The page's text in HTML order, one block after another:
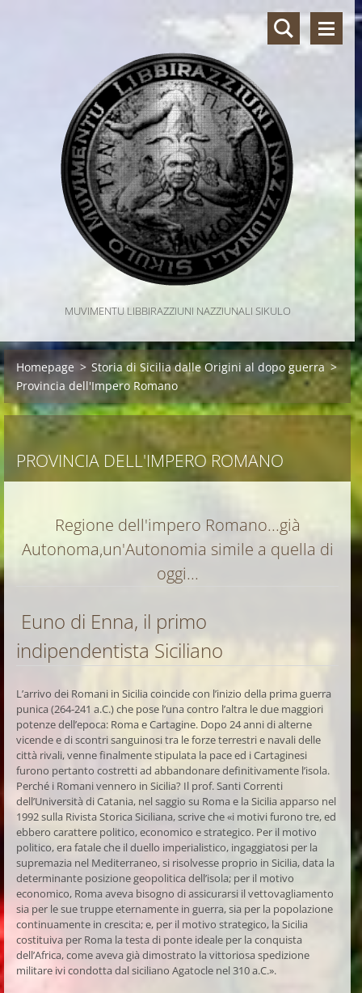
MUVIMENTU LIBBIRAZZIUNI NAZZIUNALI SIKULO
Homepage > Storia di Sicilia dalle Origini al dopo guerra >
Provincia dell'Impero Romano
PROVINCIA DELL'IMPERO ROMANO
Regione dell'impero Romano...già
Autonoma,un'Autonomia simile a quella di
oggi...
Euno di Enna, il primo
indipendentista Siciliano
L’arrivo dei Romani in Sicilia coincide con l’inizio della prima guerra
punica (264-241 a.C.) che pose l’una contro l’altra le due maggiori
potenze dell’epoca: Roma e Cartagine. Dopo 24 anni di alterne
vicende e di scontri sanguinosi tra le forze terrestri e navali delle
città rivali, venne finalmente stipulata la pace ed i Cartaginesi
furono pertanto costretti ad abbandonare definitivamente l’isola.
Perché i Romani vennero in Sicilia? Il prof. Santi Correnti
dell’Università di Catania, nel saggio su Roma e la Sicilia apparso nel
1992 sulla Rivista Storica Siciliana, scrive che «i motivi furono tre, ed
ebbero carattere politico, economico e strategico. Per il motivo
politico, era fatale che il duello imperialistico, ingaggiatosi per la
supremazia nel Mediterraneo, si risolvesse proprio in Sicilia, data la
determinante posizione geopolitica dell’isola; per il motivo
economico, Roma aveva bisogno di assicurarsi il vettovagliamento
sia per le sue truppe eternamente in guerra, sia per la popolazione
continuamente in crescita; e, per il motivo strategico, la Sicilia
costituiva per Roma la testa di ponte ideale per la conquista
dell’Africa, come aveva già dimostrato la vittoriosa spedizione
militare ivi condotta dal siciliano Agatocle nel 310 a.C.».